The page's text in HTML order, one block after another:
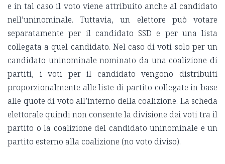
e in tal caso il voto viene attribuito anche al candidato
nell’uninominale. Tuttavia, un elettore può votare
separatamente per il candidato SSD e per una lista
collegata a quel candidato. Nel caso di voti solo per un
candidato uninominale nominato da una coalizione di
partiti, i voti per il candidato vengono distribuiti
proporzionalmente alle liste di partito collegate in base
alle quote di voto all’interno della coalizione. La scheda
elettorale quindi non consente la divisione dei voti tra il
partito o la coalizione del candidato uninominale e un
partito esterno alla coalizione (no voto diviso).